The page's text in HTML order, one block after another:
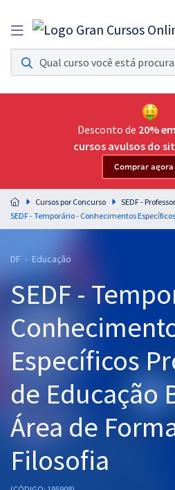
Assinatura Ilimitada 11
Acesso a todos os cursos. Teste grátis por 7
Assinatura OAB Até Passar
Acesso ilimitado a toda preparação para o
Residências Multiprofissionais
Preparação completa e intensiva para as
residências em saúde do Brasil
Cursos 20% OFF
Pós
Graduação
OAB
Mentorias
Questões grátis
Desconto de 20%
cursos avulsos do
Comprar agora
Cursos por Concurso
SEDF -
DF - Educação
SEDF -
Específicos
de Educação
Área de
Filosofia